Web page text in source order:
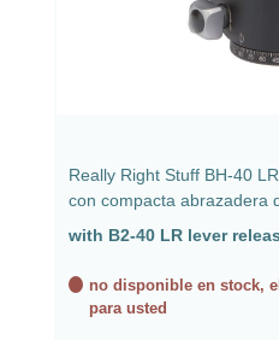
Really Right Stuff BH-40
con compacta abrazadera
palanca B2-40 LR
with B2-40 LR lever
no disponible en stock,
para usted